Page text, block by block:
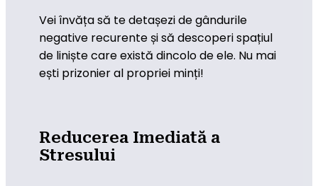
Vei învăța să te detașezi de gândurile
negative recurente și să descoperi spațiul
de liniște care există dincolo de ele. Nu mai
ești prizonier al propriei minți!
Reducerea Imediată a
Stresului